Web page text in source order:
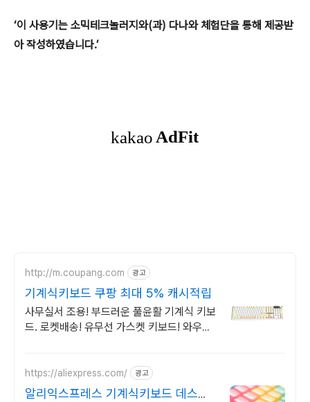
‘이 사용기는 소믹테크놀러지와(과) 다나와 체험단을 통해 제공받
아 작성하였습니다.’
http://m.coupang.com 광고
기계식키보드 쿠팡 최대 5% 캐시적립
사무실서 조용! 부드러운 풀윤활 기계식 키보
드. 로켓배송! 유무선 가스켓 키보드! 와우회
https://aliexpress.com/ 광고
알리익스프레스 기계식키보드 데스크